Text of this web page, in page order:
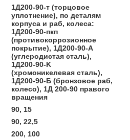
1Д200-90-т (торцовое
уплотнение), по деталям
корпуса и раб, колеса:
1Д200-90-пкп
(противокоррозионное
покрытие), 1Д200-90-А
(углеродистая сталь),
1Д200-90-K
(хромоникелевая сталь),
1Д200-90-Б (бронзовое раб,
колесо), 1Д 200-90 правого
вращения
90, 15
90, 22,5
200, 100